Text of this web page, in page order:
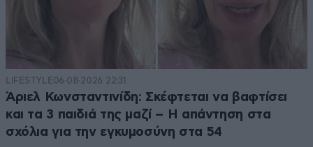
LIFESTYLE06·08·2026 22:31
Άριελ Κωνσταντινίδη: Σκέφτεται να βαφτίσει
και τα 3 παιδιά της μαζί – Η απάντηση στα
σχόλια για την εγκυμοσύνη στα 54